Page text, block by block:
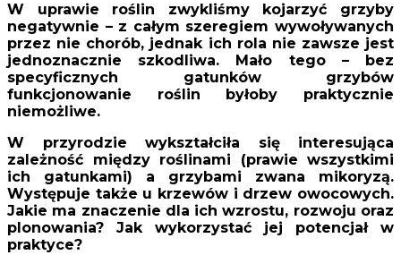
W uprawie roślin zwykliśmy kojarzyć grzyby
negatywnie – z całym szeregiem wywoływanych
przez nie chorób, jednak ich rola nie zawsze jest
jednoznacznie szkodliwa. Mało tego – bez
specyficznych gatunków grzybów
funkcjonowanie roślin byłoby praktycznie
niemożliwe.
W przyrodzie wykształciła się interesująca
zależność między roślinami (prawie wszystkimi
ich gatunkami) a grzybami zwana mikoryzą.
Występuje także u krzewów i drzew owocowych.
Jakie ma znaczenie dla ich wzrostu, rozwoju oraz
plonowania? Jak wykorzystać jej potencjał w
praktyce?